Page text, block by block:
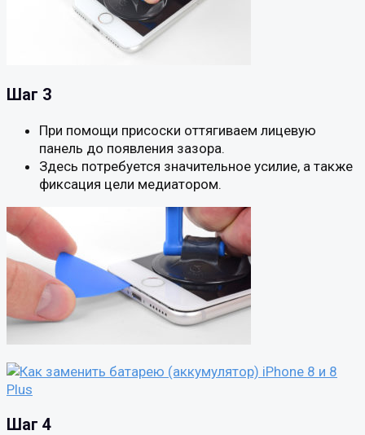
Шаг 3
При помощи присоски оттягиваем лицевую
панель до появления зазора.
Здесь потребуется значительное усилие, а также
фиксация цели медиатором.
Шаг 4